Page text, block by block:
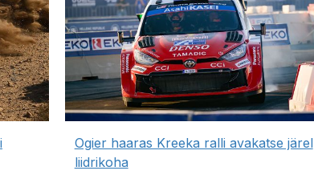
Ogier haaras Kreeka ralli avakatse järel
liidrikoha